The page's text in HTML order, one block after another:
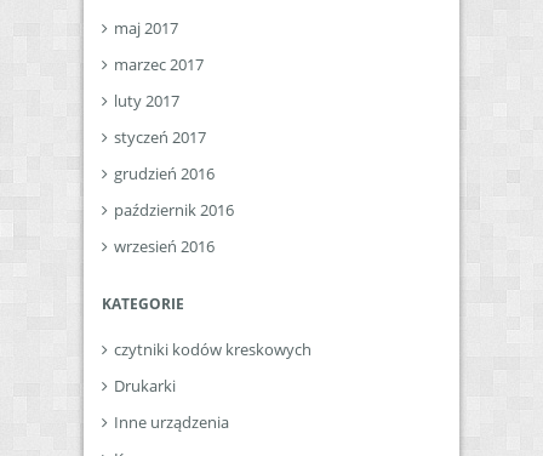
maj 2017
marzec 2017
luty 2017
styczeń 2017
grudzień 2016
październik 2016
wrzesień 2016
KATEGORIE
czytniki kodów kreskowych
Drukarki
Inne urządzenia